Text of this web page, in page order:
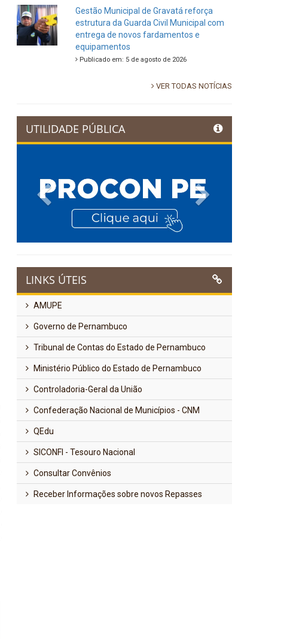
Gestão Municipal de Gravatá reforça
estrutura da Guarda Civil Municipal com
entrega de novos fardamentos e
equipamentos
Publicado em: 5 de agosto de 2026
VER TODAS NOTÍCIAS
UTILIDADE PÚBLICA
Previous
LINKS ÚTEIS
AMUPE
Governo de Pernambuco
Tribunal de Contas do Estado de Pernambuco
Ministério Público do Estado de Pernambuco
Controladoria-Geral da União
Confederação Nacional de Municípios - CNM
QEdu
SICONFI - Tesouro Nacional
Consultar Convênios
Receber Informações sobre novos Repasses